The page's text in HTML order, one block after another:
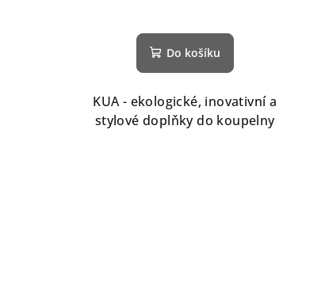
Do košíku
KUA - ekologické, inovativní a
stylové doplňky do koupelny